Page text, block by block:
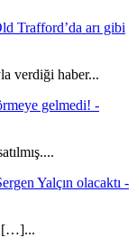
Trafford’da arı gibi
verdiği haber...
gelmedi! -
Yalçın olacaktı -
[…]...